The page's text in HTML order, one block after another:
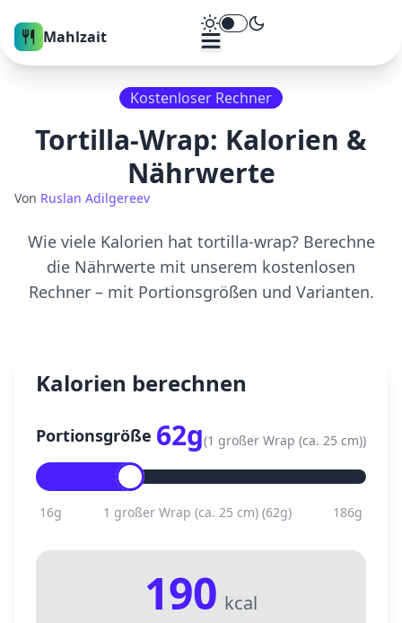
Mahlzait Theme umschalten
Kostenloser Rechner
Tortilla-Wrap: Kalorien &
Nährwerte
Von Ruslan Adilgereev
Wie viele Kalorien hat tortilla-wrap? Berechne
die Nährwerte mit unserem kostenlosen
Rechner – mit Portionsgrößen und Varianten.
Kalorien berechnen
Portionsgröße 62g(1 großer Wrap (ca. 25 cm))
16g 1 großer Wrap (ca. 25 cm) (62g) 186g
190 kcal